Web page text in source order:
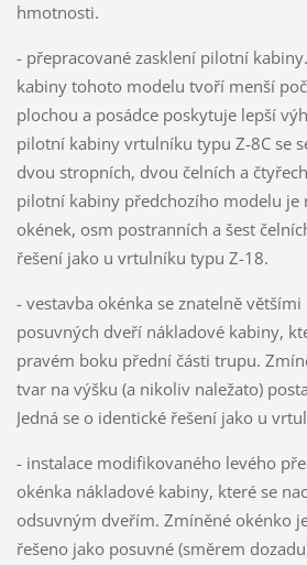
hmotnosti.
- přepracované zasklení pilotní
kabiny tohoto modelu tvoří menší
plochou a posádce poskytuje lepší
pilotní kabiny vrtulníku typu Z-8C se
dvou stropních, dvou čelních a
pilotní kabiny předchozího modelu je
okének, osm postranních a šest
řešení jako u vrtulníku typu Z-18.
- vestavba okénka se znatelně
posuvných dveří nákladové kabiny,
pravém boku přední části trupu.
tvar na výšku (a nikoliv naležato)
Jedná se o identické řešení jako u
- instalace modifikovaného levého
okénka nákladové kabiny, které se
odsuvným dveřím. Zmíněné okénko
řešeno jako posuvné (směrem